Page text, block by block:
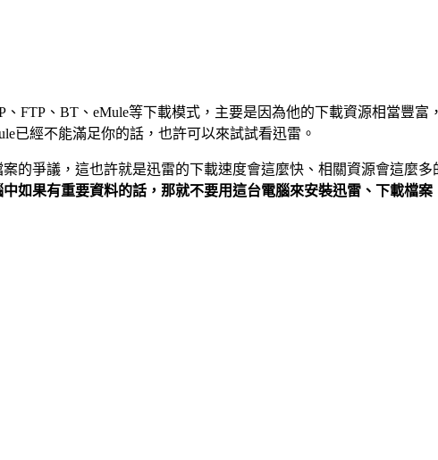
FTP、BT、eMule等下載模式，主要是因為他的下載資源相當豐
已經不能滿足你的話，也許可以來試試看迅雷。
的爭議，這也許就是迅雷的下載速度會這麼快、相關資源會這麼
中如果有重要資料的話 ， 那就不要用這台電腦來安裝迅雷、下載檔